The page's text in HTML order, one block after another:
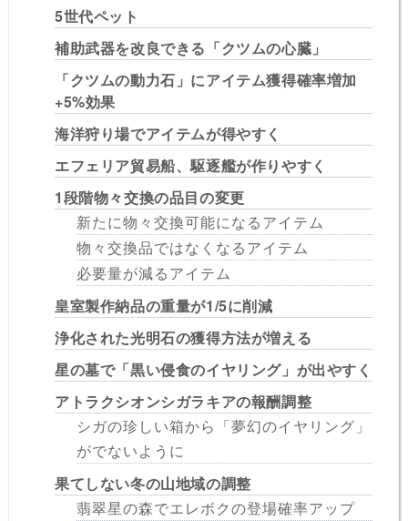
5世代ペット
補助武器を改良できる「クツムの心臓」
「クツムの動力石」にアイテム獲得確率増加
+5%効果
海洋狩り場でアイテムが得やすく
エフェリア貿易船、駆逐艦が作りやすく
1段階物々交換の品目の変更
新たに物々交換可能になるアイテム
物々交換品ではなくなるアイテム
必要量が減るアイテム
皇室製作納品の重量が1/5に削減
浄化された光明石の獲得方法が増える
星の墓で「黒い侵食のイヤリング」が出やすく
アトラクシオンシガラキアの報酬調整
シガの珍しい箱から「夢幻のイヤリング」
がでないように
果てしない冬の山地域の調整
翡翠星の森でエレボクの登場確率アップ